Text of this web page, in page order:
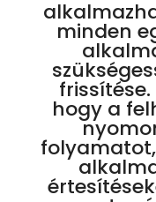
minden
hogy a